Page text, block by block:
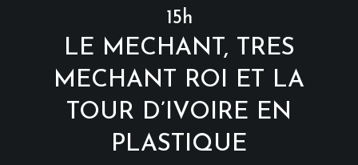
15h
LE MECHANT, TRES
MECHANT ROI ET LA
TOUR D’IVOIRE EN
PLASTIQUE